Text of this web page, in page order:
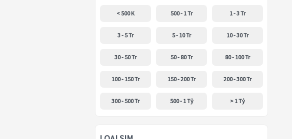
< 500 K 500 - 1 Tr 1 - 3 Tr
3 - 5 Tr 5 - 10 Tr 10 - 30 Tr
30 - 50 Tr 50 - 80 Tr 80 - 100 Tr
100 - 150 Tr 150 - 200 Tr 200 - 300 Tr
300 - 500 Tr 500 - 1 Tỷ > 1 Tỷ